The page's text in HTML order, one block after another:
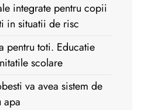
integrate pentru copii
in situatii de risc
pentru toti. Educatie
scolare
va avea sistem de
apa